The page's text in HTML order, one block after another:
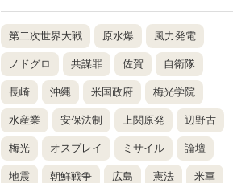
第二次世界大戦 原水爆 風力発電
ノドグロ 共謀罪 佐賀 自衛隊
長崎 沖縄 米国政府 梅光学院
水産業 安保法制 上関原発 辺野古
梅光 オスプレイ ミサイル 論壇
地震 朝鮮戦争 広島 憲法 米軍